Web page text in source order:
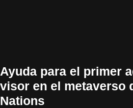
Ayuda para el primer
visor en el metaverso
Nations